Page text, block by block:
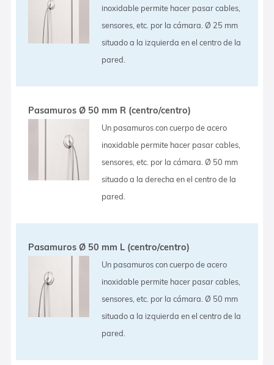
inoxidable permite hacer pasar cables,
sensores, etc. por la cámara. Ø 25 mm
situado a la izquierda en el centro de la
pared.
Pasamuros Ø 50 mm R (centro/centro)
Un pasamuros con cuerpo de acero
inoxidable permite hacer pasar cables,
sensores, etc. por la cámara. Ø 50 mm
situado a la derecha en el centro de la
pared.
Pasamuros Ø 50 mm L (centro/centro)
Un pasamuros con cuerpo de acero
inoxidable permite hacer pasar cables,
sensores, etc. por la cámara. Ø 50 mm
situado a la izquierda en el centro de la
pared.